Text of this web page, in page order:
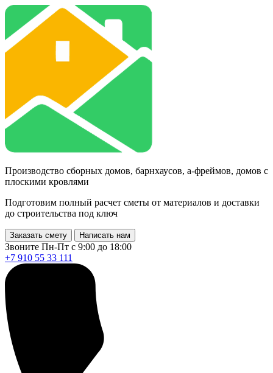
Производство сборных домов, барнхаусов, а-фреймов, домов с
плоскими кровлями
Подготовим полный расчет сметы от материалов и доставки
до строительства под ключ
Заказать смету Написать нам
Звоните Пн-Пт с 9:00 до 18:00
+7 910 55 33 111